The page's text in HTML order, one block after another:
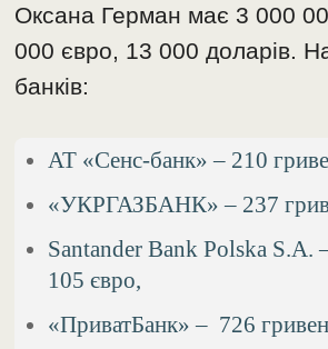
Оксана Герман має 3 000
000 євро, 13 000 доларів.
банків:
АТ «Сенс-банк» – 210
«УКРГАЗБАНК» – 237
Santander Bank Polska S.A.
105 євро,
«ПриватБанк» – 726